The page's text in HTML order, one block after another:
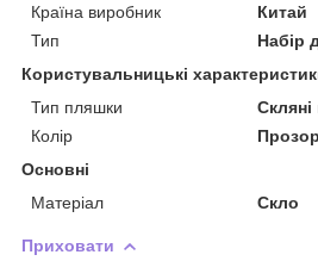
Країна виробник
Китай
Тип
Набір
Користувальницькі
Тип пляшки
Колір
Основні
Матеріал
Скло
Приховати